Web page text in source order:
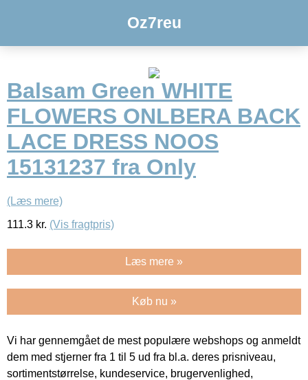
Oz7reu
Balsam Green WHITE
FLOWERS ONLBERA BACK
LACE DRESS NOOS
15131237 fra Only
(Læs mere)
111.3 kr. (Vis fragtpris)
Læs mere »
Køb nu »
Vi har gennemgået de mest populære webshops og anmeldt
dem med stjerner fra 1 til 5 ud fra bl.a. deres prisniveau,
sortimentstørrelse, kundeservice, brugervenlighed,